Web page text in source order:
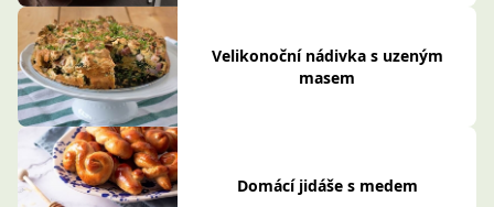
Velikonoční nádivka s uzeným
masem
Domácí jidáše s medem